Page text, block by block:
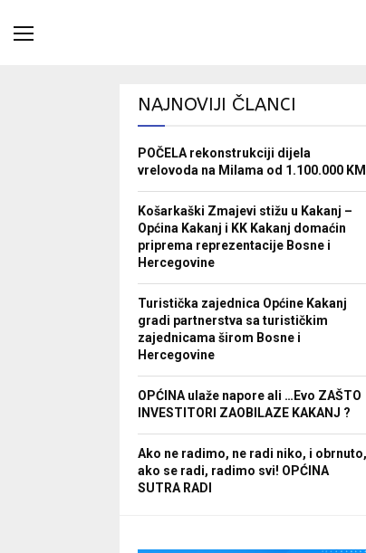
NAJNOVIJI ČLANCI
POČELA rekonstrukciji dijela
vrelovoda na Milama od 1.100.000 KM
Košarkaški Zmajevi stižu u Kakanj –
Općina Kakanj i KK Kakanj domaćin
priprema reprezentacije Bosne i
Hercegovine
Turistička zajednica Općine Kakanj
gradi partnerstva sa turističkim
zajednicama širom Bosne i
Hercegovine
OPĆINA ulaže napore ali …Evo ZAŠTO
INVESTITORI ZAOBILAZE KAKANJ ?
Ako ne radimo, ne radi niko, i obrnuto,
ako se radi, radimo svi! OPĆINA
SUTRA RADI